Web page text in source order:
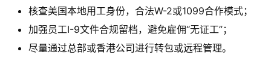
核查美国本地用工身份，合法W-2或1099合作模式；
加强员工I-9文件合规留档，避免雇佣“无证工”；
尽量通过总部或香港公司进行转包或远程管理。